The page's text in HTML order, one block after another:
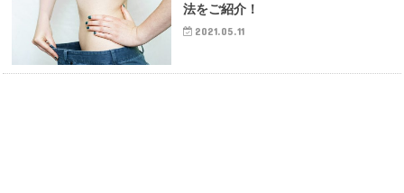
法をご紹介！
2021.05.11